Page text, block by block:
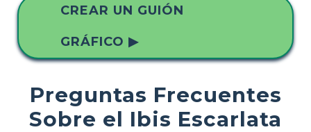
CREAR UN GUIÓN
GRÁFICO ▶
Preguntas Frecuentes
Sobre el Ibis Escarlata